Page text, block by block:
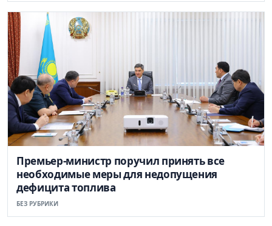
Премьер-министр поручил принять все
необходимые меры для недопущения
дефицита топлива
БЕЗ РУБРИКИ